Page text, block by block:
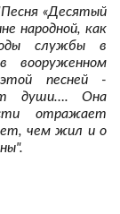
«Десятый
народной, как
службы в
вооруженном
песней -
от души…. Она
отражает
чем жил и о